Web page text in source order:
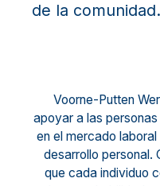
de la comunidad.
Voorne-Putten
apoyar a las
en el mercado
desarrollo personal.
que cada individuo